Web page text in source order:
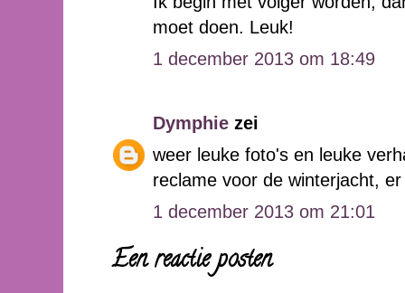
moet doen. Leuk!
1 december 2013 om 18:49
Dymphie zei
weer leuke foto's en leuke
reclame voor de winterjacht,
1 december 2013 om 21:01
Een reactie posten